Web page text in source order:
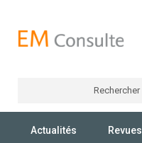
Rechercher
Actualités Revues